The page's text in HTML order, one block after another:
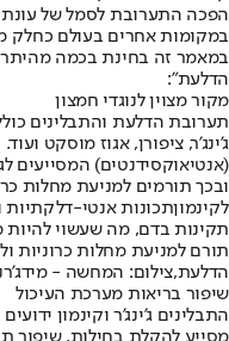
הפכה התערובת לסמל של
במקומות אחרים בעולם כחלק
במאמר זה בחינת בכמה
הדלעת":
מקור מצוין לנוגדי חמצון
תערובת הדלעת והתבלינים
ג'ינג'ר, ציפורן, אגוז מוסקט
(אנטיאוקסידנטים) המסייעים
ובכך תורמים למניעת מחלות
לקינמוןתכונות אנטי-דלקתיות
תקינות בדם, מה שעשוי להיות
תורם למניעת מחלות כרוניות
הדלעת,צילום: המחשה -
שיפור בריאות מערכת העיכול
התבלינים ג'ינג'ר וקינמון